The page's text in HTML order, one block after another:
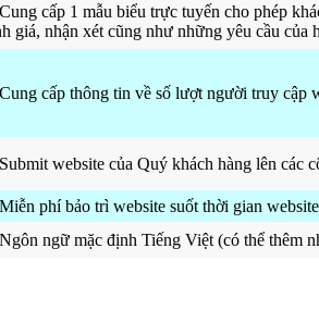
cấp 1 mẫu biểu trực tuyến cho phép
giá, nhận xét cũng như những yêu cầu của
cấp thông tin về số lượt người truy cập
website của Quý khách hàng lên các
phí bảo trì website suốt thời gian
ngữ mặc định Tiếng Việt (có thể thêm